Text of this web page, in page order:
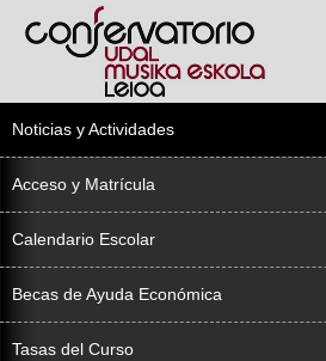
Noticias y Actividades
Acceso y Matrícula
Calendario Escolar
Becas de Ayuda Económica
Tasas del Curso